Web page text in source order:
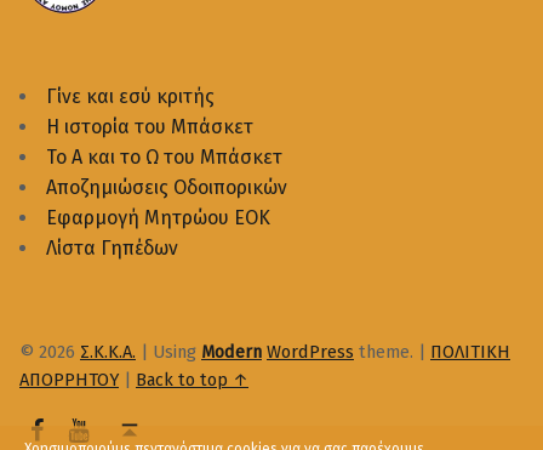
Γίνε και εσύ κριτής
Η ιστορία του Μπάσκετ
Το Α και το Ω του Μπάσκετ
Αποζημιώσεις Οδοιπορικών
Εφαρμογή Μητρώου ΕΟΚ
Λίστα Γηπέδων
© 2026 Σ.Κ.Κ.Α. Using Modern WordPress theme.
ΠΟΛΙΤΙΚΗ
ΑΠΟΡΡΗΤΟΥ
Back to top ↑